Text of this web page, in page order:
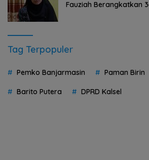
Fauziah Berangkatkan
Tag Terpopuler
Pemko Banjarmasin Paman Birin
Barito Putera DPRD Kalsel